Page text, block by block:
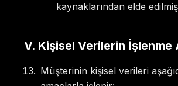
kaynaklarından elde
V. Kişisel Verilerin İşlenme
Müşterinin kişisel verileri